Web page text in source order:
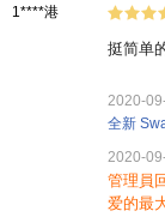
1****港
挺简单
2020-
2020-
管理員
爱的最